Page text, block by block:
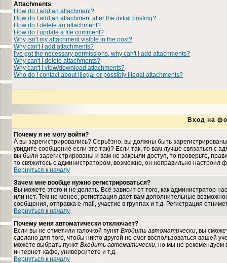
Attachments
How do I add an attachment?
How do I add an attachment after the initial posting?
How do I delete an attachment?
How do I update a file comment?
Why isn't my attachment visible in the post?
Why can't I add attachments?
I've got the necessary permissions, why can't I add attachments?
Why can't I delete attachments?
Why can't I view/download attachments?
Who do I contact about illegal or possibly illegal attachments?
Вход на
Почему я не могу войти?
А вы зарегистрировались? Серьёзно, вы должны быть
увидите сообщение если это так)? Если так, то вам лучше связаться с
вы были зарегистрированы и вам не закрыли доступ, то проверьте,
то свяжитесь с администратором, возможно, он неправильно настроил
Вернуться к началу
Зачем мне вообще нужно регистрироваться?
Вы можете этого и не делать. Всё зависит от того, как
или нет. Тем не менее, регистрация дает вам дополнительные
сообщения, отправка e-mail, участие в группах и т.д. Регистрация
Вернуться к началу
Почему меня автоматически отключает?
Если вы не отметили галочкой пункт Входить автоматически, вы
сделано для того, чтобы никто другой не смог воспользоваться вашей
можете выбрать пункт Входить автоматически, но мы не рекомендуем
интернет-кафе, университете и т.д.
Вернуться к началу